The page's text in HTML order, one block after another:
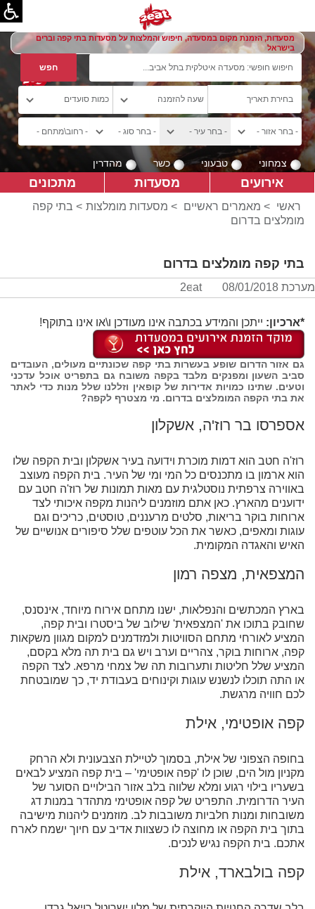
מסעדות, הזמנת מקום במסעדה, חיפוש והמלצות על מסעדות בתי קפה וברים
בישראל
צמחוני טבעוני כשר מהדרין
אירועים מסעדות מתכונים
ראשי > מאמרים ראשיים > מסעדות מומלצות > בתי קפה
מומלצים בדרום
בתי קפה מומלצים בדרום
מערכת 2eat 08/01/2018
*ארכיון: ייתכן והמידע בכתבה אינו מעודכן ו\או אינו בתוקף!
גם אזור הדרום שופע בעשרות בתי קפה שכונתיים מעולים, העובדים
סביב השעון ומפנקים מלבד בקפה משובח גם בתפריט אוכל עדכני
וטעים. שתינו כמויות אדירות של קופאין וזללנו שלל מנות כדי לאתר
את בתי הקפה המומלצים בדרום. מי מצטרף לקפה?
אספרסו בר רוז'ה, אשקלון
רוז'ה חטב הוא דמות מוכרת וידועה בעיר אשקלון ובית הקפה שלו
הוא ארמון בו מתכנסים כל המי ומי של העיר. בית הקפה מעוצב
באווירה צרפתית נוסטלגית עם מאות תמונות של רוז'ה חטב עם
ידוענים מהארץ. כאן אתם מוזמנים ליהנות מקפה איכותי לצד
ארוחות בוקר בריאות, סלטים מרעננים, טוסטים, כריכים וגם
עוגות ומאפים, כאשר את הכל עוטפים שלל סיפורים אנושיים של
האיש והאגדה המקומית.
המצפאית, מצפה רמון
בארץ המכתשים והנפלאות, ישנו מתחם אירוח מיוחד, אינסנס,
שחובק בתוכו את 'המצפאית' שילוב של ביסטרו ובית קפה,
המציע לאורחי מתחם הסוויטות ולמזדמנים למקום מגוון משקאות
קפה, ארוחות בוקר, צהריים וערב ויש גם בית תה מלא בקסם,
המציע שלל חליטות ותערובות תה של צמחי מרפא. לצד הקפה
או התה תוכלו לנשנש עוגות וקינוחים בעבודת יד, כך שמובטחת
לכם חוויה מרגשת.
קפה אופטימי, אילת
בחופה הצפוני של אילת, בסמוך לטיילת הצבעונית ולא הרחק
מקניון מול הים, שוכן לו 'קפה אופטימי' – בית קפה המציע לבאים
בשעריו בילוי רגוע ומלא שלווה בלב אזור הבילויים הסוער של
העיר הדרומית. התפריט של קפה אופטימי מתהדר במנות דג
משובחות ומנות חלביות משובבות לב. מוזמנים ליהנות מישיבה
בתוך בית הקפה או מחוצה לו כשצוות אדיב עם חיוך ישמח לארח
אתכם. בית הקפה נגיש לנכים.
קפה בולבארד, אילת